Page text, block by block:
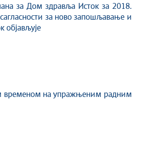
за Дом здравља Исток за 2018.
за ново запошљавање и
објављује
на упражњеним радним